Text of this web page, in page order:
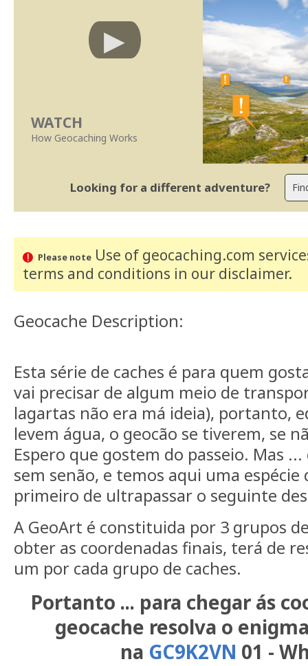
WATCH
How Geocaching Works
Looking for a different adventure?
Please noteUse of geocaching.com
terms and conditions in our disclaimer.
Geocache Description:
Esta série de caches é para quem
vai precisar de algum meio de
lagartas não era má ideia), portanto,
levem água, o geocão se tiverem, se
Espero que gostem do passeio. Mas
sem senão, e temos aqui uma
primeiro de ultrapassar o seguinte
A GeoArt é constituida por 3 grupos
obter as coordenadas finais, terá de
um por cada grupo de caches.
Portanto ... para chegar ás
geocache resolva o
na GC9K2VN 01 -